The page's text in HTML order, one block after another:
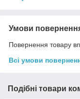
Умови
Повернення товару
Всі умови
Подібні товари